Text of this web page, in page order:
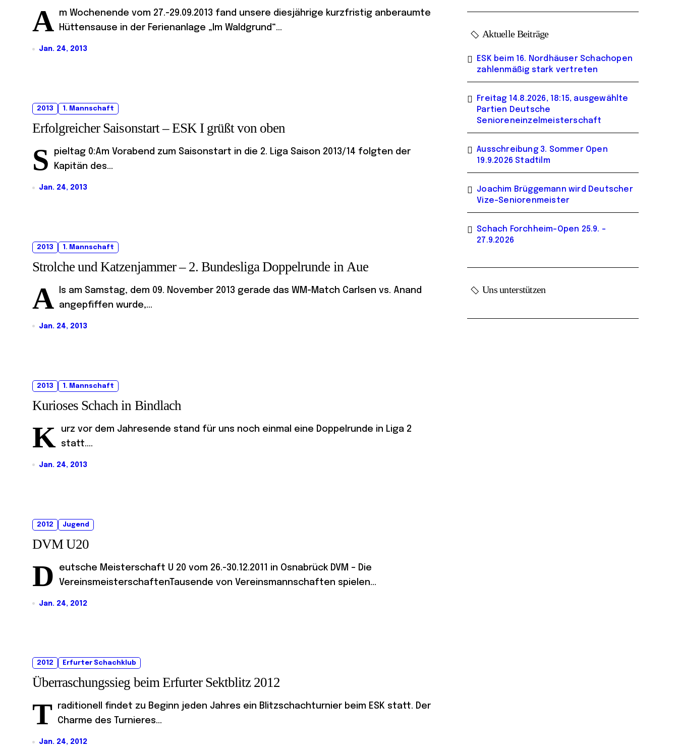
A
m Wochenende vom 27.-29.09.2013 fand unsere diesjährige kurzfristig anberaumte
Hüttensause in der Ferienanlage „Im Waldgrund“...
Jan. 24, 2013
2013 1. Mannschaft
Erfolgreicher Saisonstart – ESK I grüßt von oben
S
pieltag 0:Am Vorabend zum Saisonstart in die 2. Liga Saison 2013/14 folgten der
Kapitän des...
Jan. 24, 2013
2013 1. Mannschaft
Strolche und Katzenjammer – 2. Bundesliga Doppelrunde in Aue
A
ls am Samstag, dem 09. November 2013 gerade das WM-Match Carlsen vs. Anand
angepfiffen wurde,...
Jan. 24, 2013
2013 1. Mannschaft
Kurioses Schach in Bindlach
K
urz vor dem Jahresende stand für uns noch einmal eine Doppelrunde in Liga 2
statt....
Jan. 24, 2013
2012 Jugend
DVM U20
D
eutsche Meisterschaft U 20 vom 26.-30.12.2011 in Osnabrück DVM – Die
VereinsmeisterschaftenTausende von Vereinsmannschaften spielen...
Jan. 24, 2012
2012 Erfurter Schachklub
Überraschungssieg beim Erfurter Sektblitz 2012
T
raditionell findet zu Beginn jeden Jahres ein Blitzschachturnier beim ESK statt. Der
Charme des Turnieres...
Jan. 24, 2012
Aktuelle Beiträge
ESK beim 16. Nordhäuser Schachopen
zahlenmäßig stark vertreten
Freitag 14.8.2026, 18:15, ausgewählte
Partien Deutsche
Senioreneinzelmeisterschaft
Ausschreibung 3. Sommer Open
19.9.2026 Stadtilm
Joachim Brüggemann wird Deutscher
Vize-Seniorenmeister
Schach Forchheim-Open 25.9. –
27.9.2026
Uns unterstützen